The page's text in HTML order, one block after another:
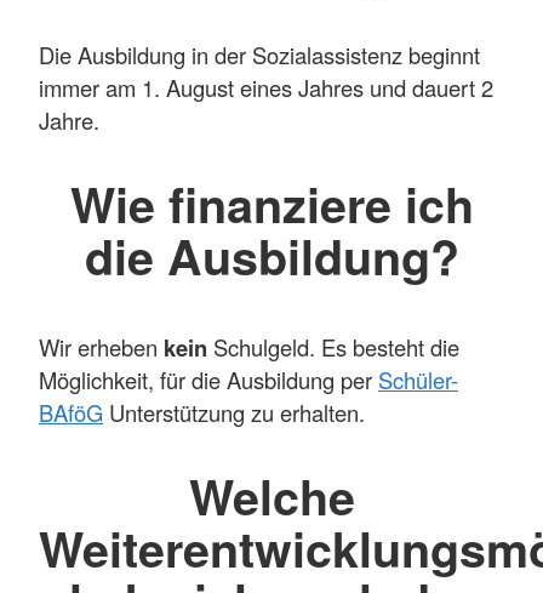
Die Ausbildung in der Sozialassistenz beginnt
immer am 1. August eines Jahres und dauert 2
Jahre.
Wie finanziere ich
die Ausbildung?
Wir erheben kein Schulgeld. Es besteht die
Möglichkeit, für die Ausbildung per Schüler-
BAföG Unterstützung zu erhalten.
Welche